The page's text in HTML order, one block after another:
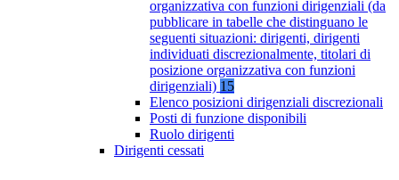
organizzativa con funzioni dirigenziali (da
pubblicare in tabelle che distinguano le
seguenti situazioni: dirigenti, dirigenti
individuati discrezionalmente, titolari di
posizione organizzativa con funzioni
dirigenziali) 15
Elenco posizioni dirigenziali discrezionali
Posti di funzione disponibili
Ruolo dirigenti
Dirigenti cessati